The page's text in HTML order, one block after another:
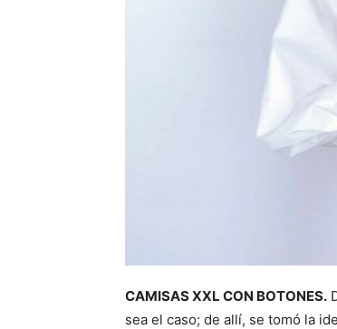
CAMISAS XXL CON BOTONES.
sea el caso; de allí, se tomó la